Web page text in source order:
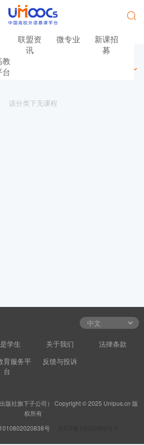
联盟资
讯
微专业
新课招
募
教
该分类下无课程
学生 关于我们
法律条款
育服务平
台
反馈与投诉
版社旗下子公司） Copyright © 2025 Unipus.cn 版
权所有
号